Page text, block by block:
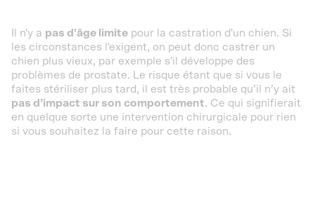
Il n'y a pas d'âge limite pour la castration d'un chien. Si
les circonstances l'exigent, on peut donc castrer un
chien plus vieux, par exemple s'il développe des
problèmes de prostate. Le risque étant que si vous le
faites stériliser plus tard, il est très probable qu’il n’y ait
pas d’impact sur son comportement. Ce qui signifierait
en quelque sorte une intervention chirurgicale pour rien
si vous souhaitez la faire pour cette raison.